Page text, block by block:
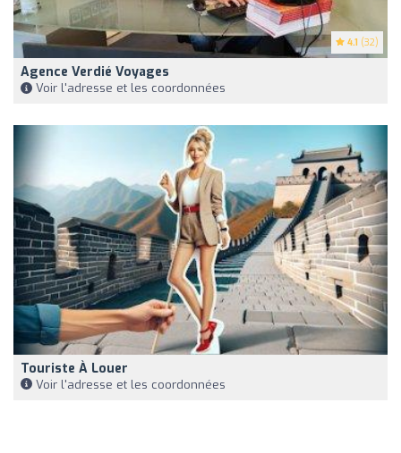
4.1 (32)
Agence Verdié Voyages
Voir l'adresse et les coordonnées
Touriste À Louer
Voir l'adresse et les coordonnées